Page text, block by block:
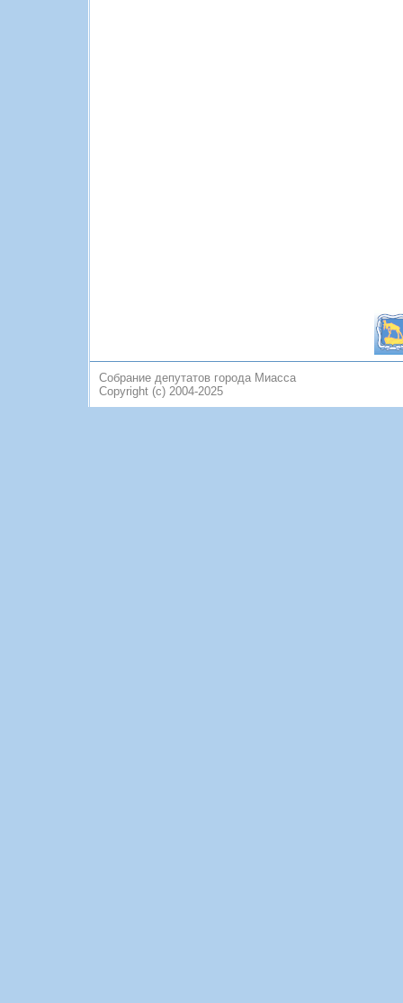
Собрание депутатов города Миасса
Copyright (c) 2004-2025